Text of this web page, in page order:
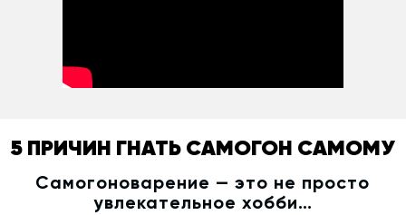
5 ПРИЧИН ГНАТЬ САМОГОН САМОМУ
Самогоноварение — это не просто
увлекательное хобби…